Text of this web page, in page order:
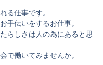
る仕事です。
手伝いをするお仕事。
らしさは人の為にあると思
で働いてみませんか。